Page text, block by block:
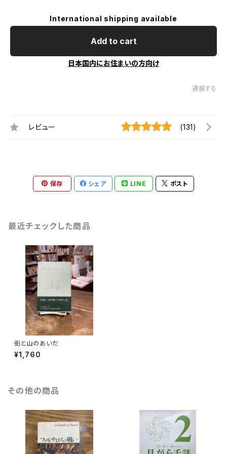
International shipping available
Add to cart
日本国内にお住まいの方向け
通報する
レビュー (131)
保存 シェア LINE ポスト
最近チェックした商品
街と山のあいだ
¥1,760
その他の商品